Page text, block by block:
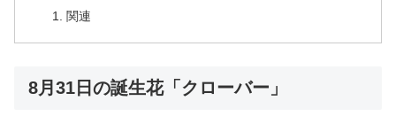
関連
8月31日の誕生花「クローバー」